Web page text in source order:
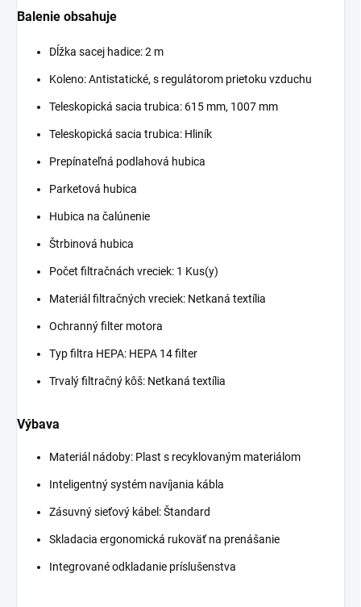
Balenie obsahuje
Dĺžka sacej hadice: 2 m
Koleno: Antistatické, s regulátorom prietoku vzduchu
Teleskopická sacia trubica: 615 mm, 1007 mm
Teleskopická sacia trubica: Hliník
Prepínateľná podlahová hubica
Parketová hubica
Hubica na čalúnenie
Štrbinová hubica
Počet filtračnách vreciek: 1 Kus(y)
Materiál filtračných vreciek: Netkaná textília
Ochranný filter motora
Typ filtra HEPA: HEPA 14 filter
Trvalý filtračný kôš: Netkaná textília
Výbava
Materiál nádoby: Plast s recyklovaným materiálom
Inteligentný systém navíjania kábla
Zásuvný sieťový kábel: Štandard
Skladacia ergonomická rukoväť na prenášanie
Integrované odkladanie príslušenstva